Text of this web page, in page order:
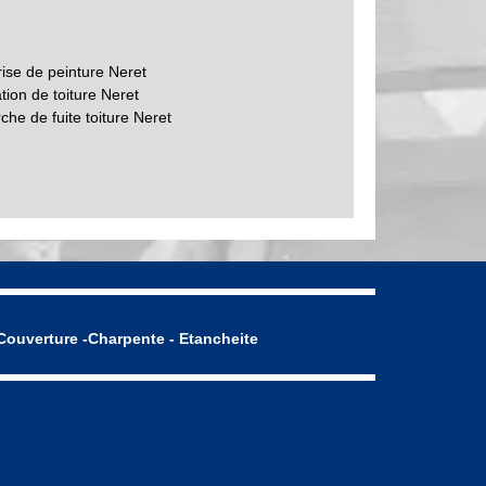
de peinture Neret
de toiture Neret
de fuite toiture Neret
-Charpente - Etancheite